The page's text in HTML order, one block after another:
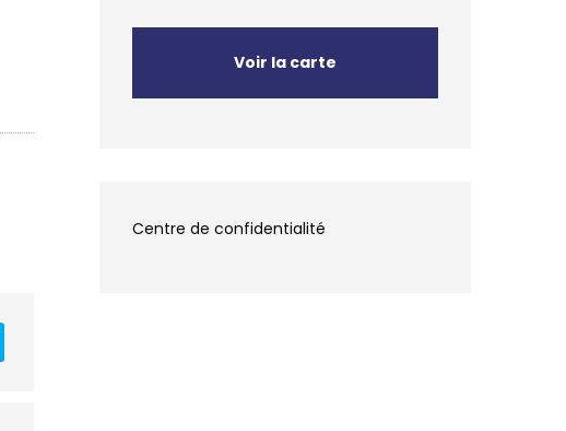
Voir la carte
Centre de confidentialité